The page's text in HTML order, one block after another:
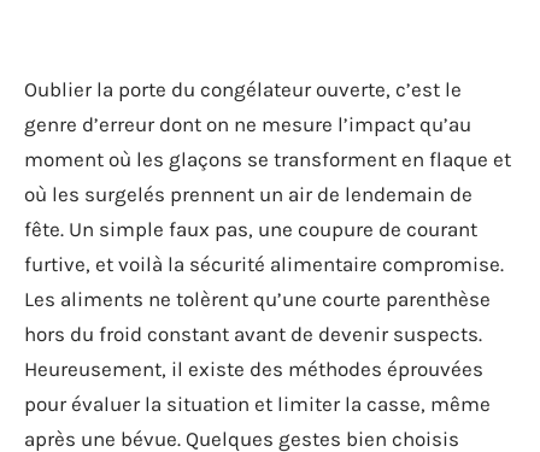
Oublier la porte du congélateur ouverte, c’est le
genre d’erreur dont on ne mesure l’impact qu’au
moment où les glaçons se transforment en flaque et
où les surgelés prennent un air de lendemain de
fête. Un simple faux pas, une coupure de courant
furtive, et voilà la sécurité alimentaire compromise.
Les aliments ne tolèrent qu’une courte parenthèse
hors du froid constant avant de devenir suspects.
Heureusement, il existe des méthodes éprouvées
pour évaluer la situation et limiter la casse, même
après une bévue. Quelques gestes bien choisis